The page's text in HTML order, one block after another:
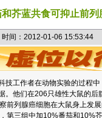
芥蓝共食可抑止前列
间：2012-01-06
工作者在动物实验的过程
。他们在206只雄性大鼠的
前列腺癌细胞在大鼠身上发
第三组中加10%番茄和10%